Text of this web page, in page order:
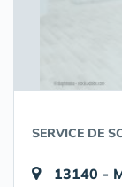
SERVICE DE
13140 -